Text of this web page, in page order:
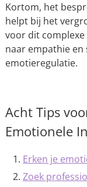
Kortom, het
helpt bij het
voor dit
naar empathie
emotieregulatie.
Acht Tips
Emotionele
Erken je
Zoek